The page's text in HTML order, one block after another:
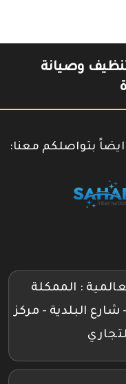
وصيانة
بتواصلكم معنا:
بلاي
: الممكلة
البلدية - مركز